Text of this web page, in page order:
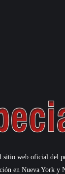
sitio web oficial del
en Nueva York y